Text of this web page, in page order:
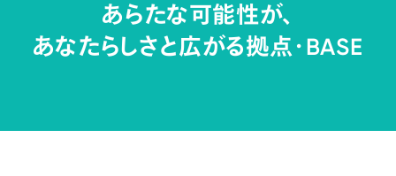
あらたな可能性が、
あなたらしさと広がる拠点・BASE